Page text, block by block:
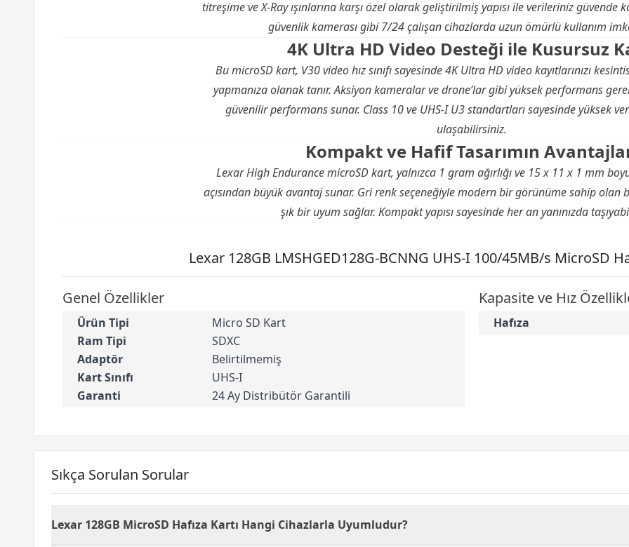
titreşime ve X-Ray ışınlarına karşı özel olarak geliştirilmiş yapısı ile verileriniz güvende
güvenlik kamerası gibi 7/24 çalışan cihazlarda uzun ömürlü kullanım
4K Ultra HD Video Desteği ile Kusursuz
Bu microSD kart, V30 video hız sınıfı sayesinde 4K Ultra HD video kayıtlarınızı
yapmanıza olanak tanır. Aksiyon kameralar ve drone’lar gibi yüksek performans
güvenilir performans sunar. Class 10 ve UHS-I U3 standartları sayesinde yüksek
ulaşabilirsiniz.
Kompakt ve Hafif Tasarımın
Lexar High Endurance microSD kart, yalnızca 1 gram ağırlığı ve 15 x 11 x 1 mm
açısından büyük avantaj sunar. Gri renk seçeneğiyle modern bir görünüme sahip olan
şık bir uyum sağlar. Kompakt yapısı sayesinde her an yanınızda
Lexar 128GB LMSHGED128G-BCNNG UHS-I 100/45MB/s MicroSD
Genel Özellikler
Ürün Tipi
Micro SD Kart
Ram Tipi
SDXC
Adaptör
Belirtilmemiş
Kart Sınıfı
UHS-I
Garanti
24 Ay Distribütör Garantili
Kapasite ve Hız
Hafıza
Sıkça Sorulan Sorular
Lexar 128GB MicroSD Hafıza Kartı Hangi Cihazlarla Uyumludur?